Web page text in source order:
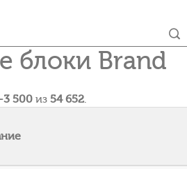
блоки Brand
3 500 из 54 652.